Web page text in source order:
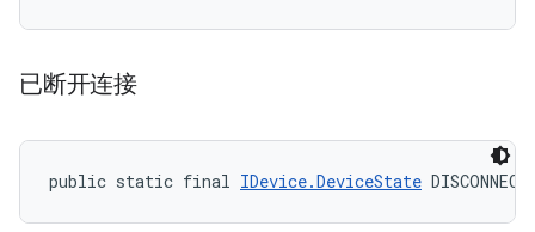
已断开连接
public static final IDevice.DeviceState